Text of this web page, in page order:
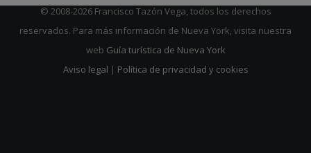
© 2008-2026 Francisco Tazón Vega, todos los derechos
reservados. Para más información de Nueva York, visita nuestra
web Guía turística de Nueva York
Aviso legal | Política de privacidad y cookies